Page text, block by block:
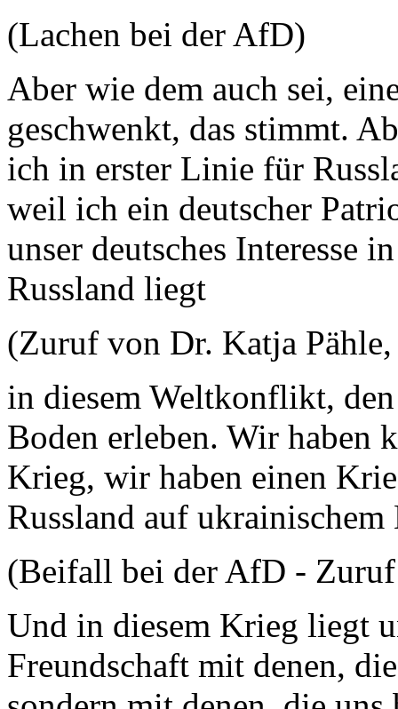
(Lachen bei der AfD)
Aber wie dem auch sei,
geschwenkt, das stimmt.
ich in erster Linie für
weil ich ein deutscher
unser deutsches Interesse
Russland liegt
(Zuruf von Dr. Katja
in diesem Weltkonflikt,
Boden erleben. Wir haben
Krieg, wir haben einen
Russland auf ukrainischem
(Beifall bei der AfD -
Und in diesem Krieg liegt
Freundschaft mit denen,